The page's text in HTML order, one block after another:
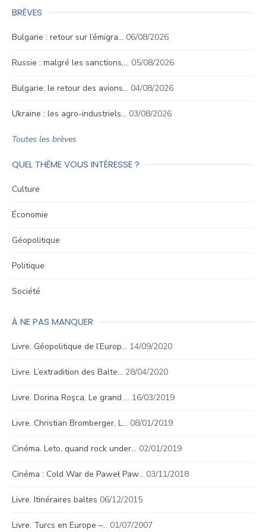
BRÈVES
Bulgarie : retour sur l’émigra… 06/08/2026
Russie : malgré les sanctions,… 05/08/2026
Bulgarie: le retour des avions… 04/08/2026
Ukraine : les agro-industriels… 03/08/2026
Toutes les brèves
QUEL THÈME VOUS INTÉRESSE ?
Culture
Économie
Géopolitique
Politique
Société
À NE PAS MANQUER
Livre. Géopolitique de l’Europ… 14/09/2020
Livre. L’extradition des Balte… 28/04/2020
Livre. Dorina Roşca, Le grand … 16/03/2019
Livre. Christian Bromberger, L… 08/01/2019
Cinéma. Leto, quand rock under… 02/01/2019
Cinéma : Cold War de Paweł Paw… 03/11/2018
Livre. Itinéraires baltes 06/12/2015
Livre. Turcs en Europe –… 01/07/2007